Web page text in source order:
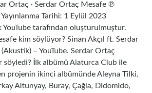
Ortaç · Serdar Ortaç Mesafe ℗
Tarihi: 1 Eylül 2023
tarafından oluşturulmuştur.
kim söylüyor? Sinan Akçıl ft. Serdar
– YouTube. Serdar Ortaç
söyledi? İlk albümü Alaturca Club ile
projenin ikinci albümünde Aleyna Tilki,
Altunyay, Buray, Çağla, Didomido,